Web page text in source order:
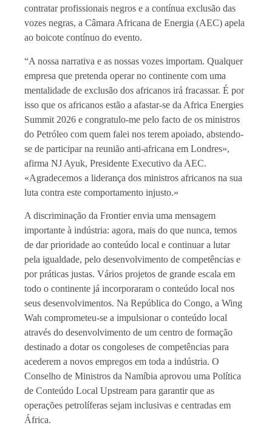
contratar profissionais negros e a contínua exclusão das
vozes negras, a Câmara Africana de Energia (AEC) apela
ao boicote contínuo do evento.
“A nossa narrativa e as nossas vozes importam. Qualquer
empresa que pretenda operar no continente com uma
mentalidade de exclusão dos africanos irá fracassar. É por
isso que os africanos estão a afastar-se da Africa Energies
Summit 2026 e congratulo-me pelo facto de os ministros
do Petróleo com quem falei nos terem apoiado, abstendo-
se de participar na reunião anti-africana em Londres»,
afirma NJ Ayuk, Presidente Executivo da AEC.
«Agradecemos a liderança dos ministros africanos na sua
luta contra este comportamento injusto.»
A discriminação da Frontier envia uma mensagem
importante à indústria: agora, mais do que nunca, temos
de dar prioridade ao conteúdo local e continuar a lutar
pela igualdade, pelo desenvolvimento de competências e
por práticas justas. Vários projetos de grande escala em
todo o continente já incorporaram o conteúdo local nos
seus desenvolvimentos. Na República do Congo, a Wing
Wah comprometeu-se a impulsionar o conteúdo local
através do desenvolvimento de um centro de formação
destinado a dotar os congoleses de competências para
acederem a novos empregos em toda a indústria. O
Conselho de Ministros da Namíbia aprovou uma Política
de Conteúdo Local Upstream para garantir que as
operações petrolíferas sejam inclusivas e centradas em
África.